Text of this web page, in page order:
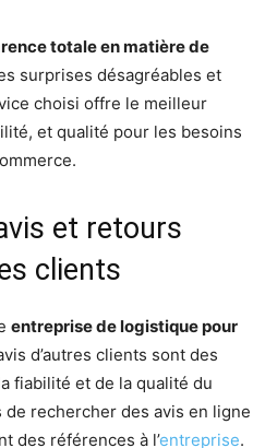
totale en matière de
surprises désagréables et
choisi offre le meilleur
et qualité pour les besoins
et retours
clients
entreprise de logistique pour
d’autres clients sont des
fiabilité et de la qualité du
rechercher des avis en ligne
des références à l’entreprise.